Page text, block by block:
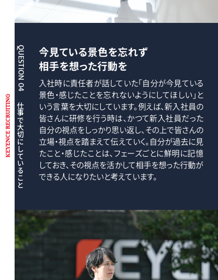
KEYENCE RECRUITING
QUESTION 04
仕事で大切にしていること
今見ている景色を忘れず
相手を想った行動を
入社時に責任者が話していた「自分が今見ている
景色・感じたことを忘れないようにしてほしい」と
いう言葉を大切にしています。例えば、新入社員の
皆さんに研修を行う時は、かつて新入社員だった
自分の視点をしっかり思い返し、その上で皆さんの
立場・視点を踏まえて伝えていく。自分が過去に見
たこと・感じたことは、フェーズごとに鮮明に記憶
しておき、その視点を活かして相手を想った行動が
できる人になりたいと考えています。